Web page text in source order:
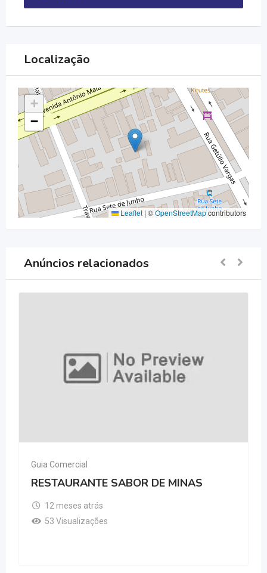
Localização
+
−
Leaflet | ©OpenStreetMapcontributors
Anúncios relacionados
Guia Comercial
RESTAURANTE SABOR DE MINAS
12 meses atrás
53 Visualizações